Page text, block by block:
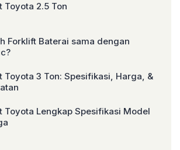
Toyota 2.5 Ton
Forklift Baterai sama dengan
Toyota 3 Ton: Spesifikasi, Harga, &
Toyota Lengkap Spesifikasi Model